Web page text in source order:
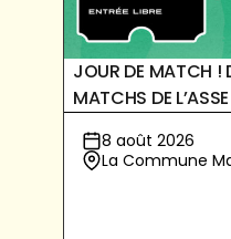
JOUR DE MATCH !
MATCHS DE L’ASSE
8 août 2026
La Commune